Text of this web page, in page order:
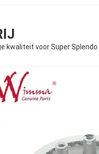
kwaliteit voor Super Splendo